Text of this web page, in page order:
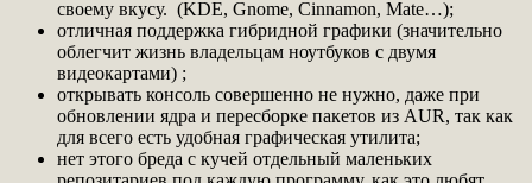
своему вкусу. (KDE, Gnome, Cinnamon, Mate…);
отличная поддержка гибридной графики (значительно
облегчит жизнь владельцам ноутбуков с двумя
видеокартами) ;
открывать консоль совершенно не нужно, даже при
обновлении ядра и пересборке пакетов из AUR, так как
для всего есть удобная графическая утилита;
нет этого бреда с кучей отдельный маленьких